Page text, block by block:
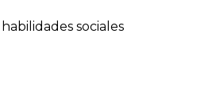
sociales